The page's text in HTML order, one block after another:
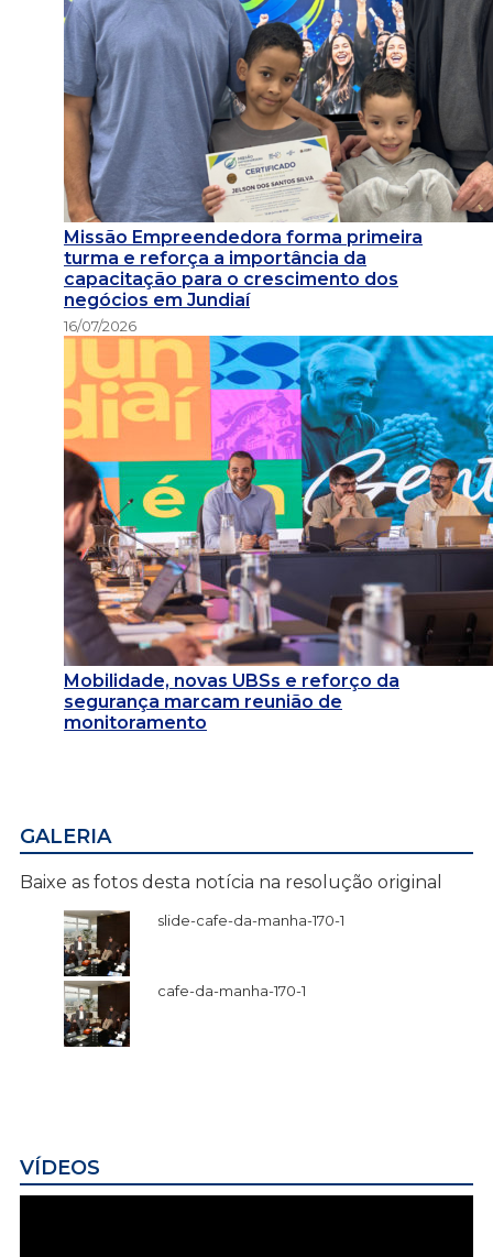
Missão Empreendedora forma primeira
turma e reforça a importância da
capacitação para o crescimento dos
negócios em Jundiaí
16/07/2026
Mobilidade, novas UBSs e reforço da
segurança marcam reunião de
monitoramento
GALERIA
Baixe as fotos desta notícia na resolução original
slide-cafe-da-manha-170-1
cafe-da-manha-170-1
VÍDEOS